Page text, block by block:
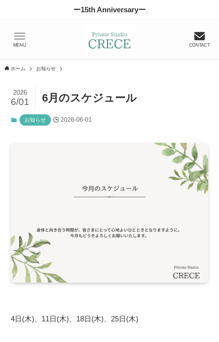
ー15th Anniversaryー
CONTACT
MENU
ホーム お知らせ
6月のスケジュール
2026
6/01
お知らせ 2026-06-01
4日(木)、11日(木)、18日(木)、25日(木)